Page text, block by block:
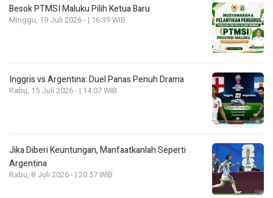
Besok PTMSI Maluku Pilih Ketua Baru
Minggu, 19 Juli 2026 - | 16:39 WIB
Inggris vs Argentina: Duel Panas Penuh Drama
Rabu, 15 Juli 2026 - | 14:07 WIB
Jika Diberi Keuntungan, Manfaatkanlah Seperti
Argentina
Rabu, 8 Juli 2026 - | 20:57 WIB